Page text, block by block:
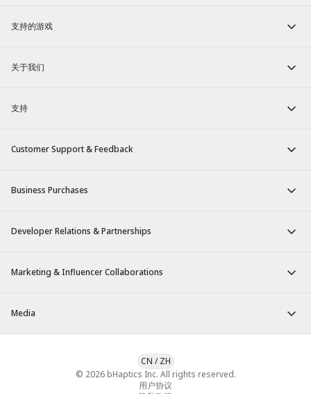
支持的游戏
关于我们
支持
Customer Support & Feedback
Business Purchases
Developer Relations & Partnerships
Marketing & Influencer Collaborations
Media
© 2026 bHaptics Inc. All rights reserved.
用户协议
CN /ZH